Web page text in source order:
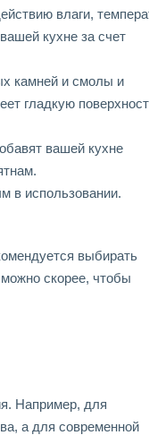
влаги,
кухне за счет
камней и смолы и
гладкую
вашей кухне
в использовании.
выбирать
скорее, чтобы
Например, для
а для современной